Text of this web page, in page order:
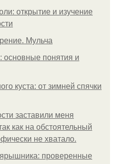
открытие и изучение
Мульча
понятия и
куста: от зимней спячки
заставили меня
как на обстоятельный
не хватало.
проверенные